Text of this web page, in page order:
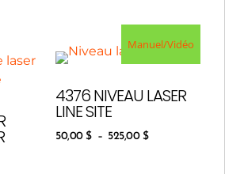
Manuel/Vidéo
4376 NIVEAU LASER
LINE SITE
50,00$ – 525,00 $